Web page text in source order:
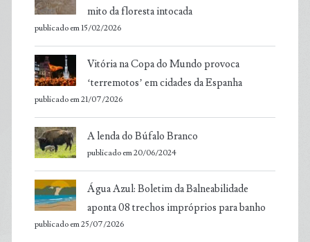
mito da floresta intocada
publicado em 15/02/2026
Vitória na Copa do Mundo provoca
‘terremotos’ em cidades da Espanha
publicado em 21/07/2026
A lenda do Búfalo Branco
publicado em 20/06/2024
Água Azul: Boletim da Balneabilidade
aponta 08 trechos impróprios para banho
publicado em 25/07/2026